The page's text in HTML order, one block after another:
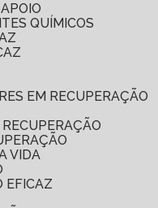
QUÍMICOS
EM RECUPERAÇÃO
VIDA
EFICAZ